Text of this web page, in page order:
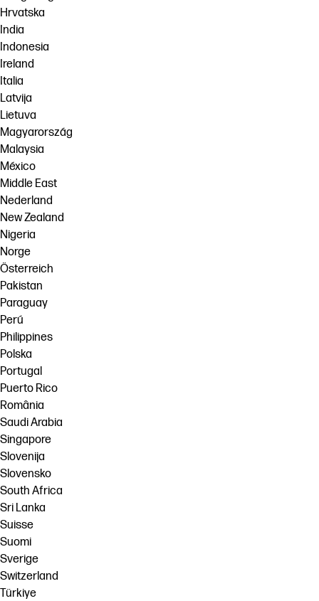
Hrvatska
India
Indonesia
Ireland
Italia
Latvija
Lietuva
Magyarország
Malaysia
México
Middle East
Nederland
New Zealand
Nigeria
Norge
Österreich
Pakistan
Paraguay
Perú
Philippines
Polska
Portugal
Puerto Rico
România
Saudi Arabia
Singapore
Slovenija
Slovensko
South Africa
Sri Lanka
Suisse
Suomi
Sverige
Switzerland
Türkiye